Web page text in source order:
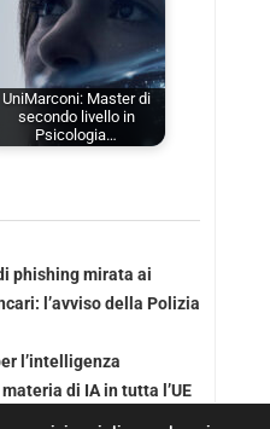
UniMarconi: Master di
secondo livello in
Psicologia…
phishing mirata ai
l’avviso della Polizia
l’intelligenza
di IA in tutta l’UE